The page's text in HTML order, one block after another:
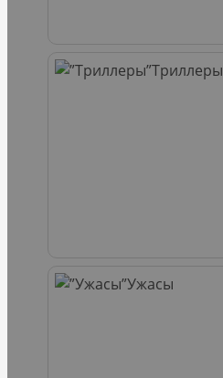
Триллеры
Ужасы